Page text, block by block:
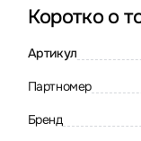
Коротко о
Артикул
Партномер
Бренд